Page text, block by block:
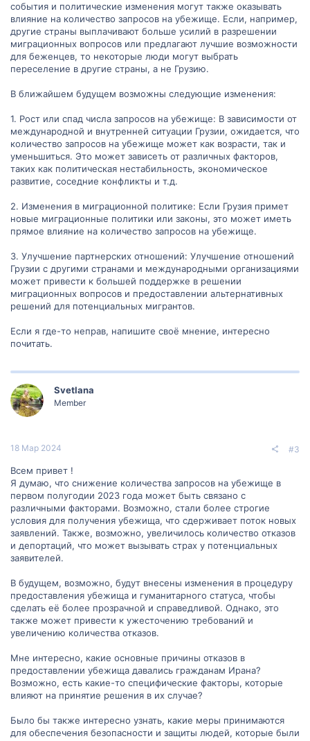
события и политические изменения могут также оказывать
влияние на количество запросов на убежище. Если, например,
другие страны выплачивают больше усилий в разрешении
миграционных вопросов или предлагают лучшие возможности
для беженцев, то некоторые люди могут выбрать
переселение в другие страны, а не Грузию.
В ближайшем будущем возможны следующие изменения:
1. Рост или спад числа запросов на убежище: В зависимости от
международной и внутренней ситуации Грузии, ожидается, что
количество запросов на убежище может как возрасти, так и
уменьшиться. Это может зависеть от различных факторов,
таких как политическая нестабильность, экономическое
развитие, соседние конфликты и т.д.
2. Изменения в миграционной политике: Если Грузия примет
новые миграционные политики или законы, это может иметь
прямое влияние на количество запросов на убежище.
3. Улучшение партнерских отношений: Улучшение отношений
Грузии с другими странами и международными организациями
может привести к большей поддержке в решении
миграционных вопросов и предоставлении альтернативных
решений для потенциальных мигрантов.
Если я где-то неправ, напишите своё мнение, интересно
почитать.
Svetlana
Member
18 Мар 2024 #3
Всем привет !
Я думаю, что снижение количества запросов на убежище в
первом полугодии 2023 года может быть связано с
различными факторами. Возможно, стали более строгие
условия для получения убежища, что сдерживает поток новых
заявлений. Также, возможно, увеличилось количество отказов
и депортаций, что может вызывать страх у потенциальных
заявителей.
В будущем, возможно, будут внесены изменения в процедуру
предоставления убежища и гуманитарного статуса, чтобы
сделать её более прозрачной и справедливой. Однако, это
также может привести к ужесточению требований и
увеличению количества отказов.
Мне интересно, какие основные причины отказов в
предоставлении убежища давались гражданам Ирана?
Возможно, есть какие-то специфические факторы, которые
влияют на принятие решения в их случае?
Было бы также интересно узнать, какие меры принимаются
для обеспечения безопасности и защиты людей, которые были